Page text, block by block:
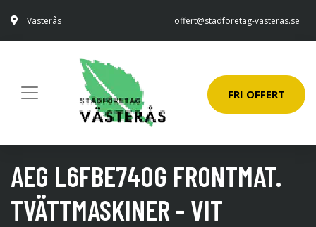
Västerås offert@stadforetag-vasteras.se
FRI OFFERT
AEG L6FBE740G FRONTMAT.
TVÄTTMASKINER - VIT